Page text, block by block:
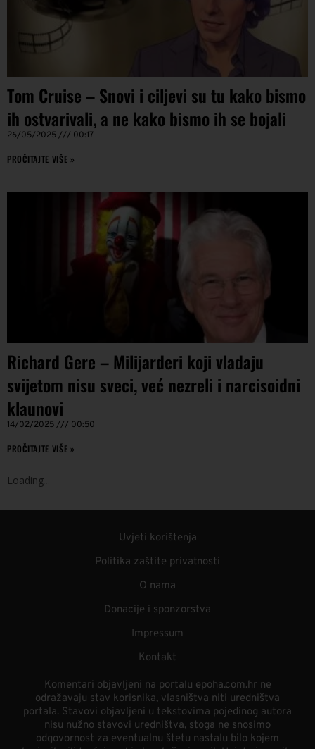
Tom Cruise – Snovi i ciljevi su tu kako bismo
ih ostvarivali, a ne kako bismo ih se bojali
26/05/2025 00:17
PROČITAJTE VIŠE »
Richard Gere – Milijarderi koji vladaju
svijetom nisu sveci, već nezreli i narcisoidni
klaunovi
14/02/2025 00:50
PROČITAJTE VIŠE »
Loading
Uvjeti korištenja
Politika zaštite privatnosti
O nama
Donacije i sponzorstva
Impressum
Kontakt
Komentari objavljeni na portalu epoha.com.hr ne
odražavaju stav korisnika, vlasništva niti uredništva
portala. Stavovi objavljeni u tekstovima pojedinog autora
nisu nužno stavovi uredništva, stoga ne snosimo
odgovornost za eventualnu štetu nastalu bilo kojem